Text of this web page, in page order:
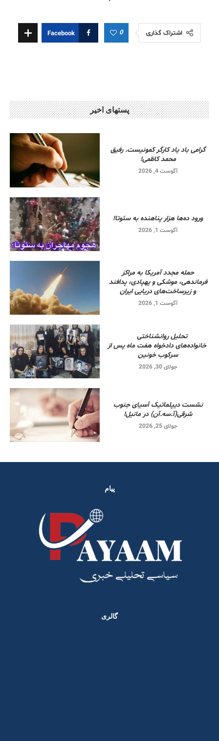
اشتراک گذاری 0
Facebook
پستهای اخیر
گرامی باد یاد کارگر کمونیست. رفیق
محمد کاظمی!
آگوست 4, 2026
ورود ده‌ها هزار پناهنده به سئوتا!
آگوست 1, 2026
حمله مجدد آمریکا به مراکز
فرماندهی، موشکی و پهپادی، پدافند
و زیرساخت‌های دریایی ایران
آگوست 1, 2026
تحلیل روانشناختی
خانواده‌های دادخواه هفت ماه پس از
سرکوب خونین
جولای 30, 2026
نشست دیپلماتیک آسیای جنوب
شرقی‌(آ.سه.آن) در مانیل!
جولای 25, 2026
پیام
گالری